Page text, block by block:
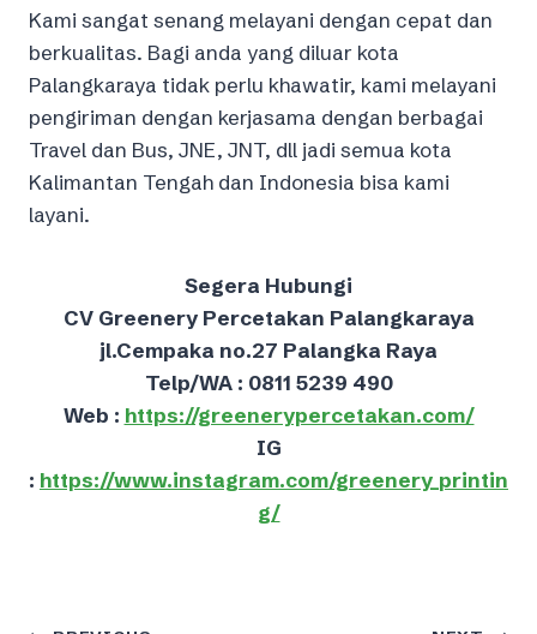
Kami sangat senang melayani dengan cepat dan
berkualitas. Bagi anda yang diluar kota
Palangkaraya tidak perlu khawatir, kami melayani
pengiriman dengan kerjasama dengan berbagai
Travel dan Bus, JNE, JNT, dll jadi semua kota
Kalimantan Tengah dan Indonesia bisa kami
layani.
Segera Hubungi
CV Greenery Percetakan Palangkaraya
jl.Cempaka no.27 Palangka Raya
Telp/WA : 0811 5239 490
Web : https://greenerypercetakan.com/
IG
: https://www.instagram.com/greenery_printin
g/